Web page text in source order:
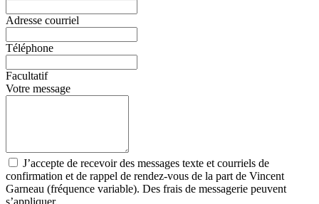
Adresse courriel
Téléphone
Facultatif
Votre message
J’accepte de recevoir des messages texte et courriels de
confirmation et de rappel de rendez-vous de la part de Vincent
Garneau (fréquence variable). Des frais de messagerie peuvent
s’appliquer.